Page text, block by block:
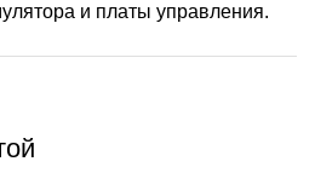
и платы управления.